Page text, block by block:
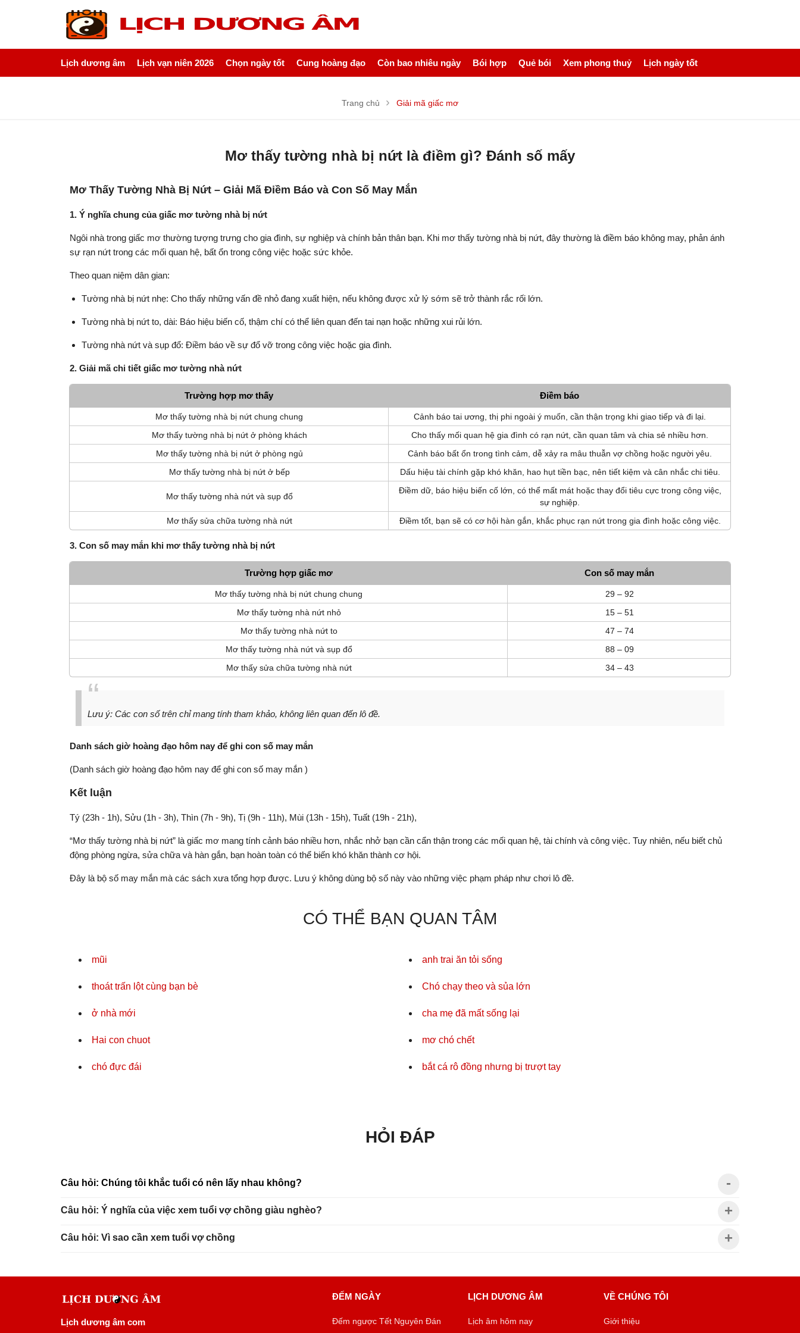
Lịch dương âm Lịch vạn niên 2026 Chọn ngày tốt Cung hoàng đạo Còn bao nhiêu ngày Bói hợp Quẻ bói Xem phong thuỷ Lịch ngày tốt
Trang chủ Giải mã giấc mơ
Mơ thấy tường nhà bị nứt là điềm gì? Đánh số mấy
Mơ Thấy Tường Nhà Bị Nứt – Giải Mã Điềm Báo và Con Số May Mắn
1. Ý nghĩa chung của giấc mơ tường nhà bị nứt
Ngôi nhà trong giấc mơ thường tượng trưng cho gia đình, sự nghiệp và chính bản thân bạn. Khi mơ thấy tường nhà bị nứt, đây thường là điềm báo không may, phản ánh
sự rạn nứt trong các mối quan hệ, bất ổn trong công việc hoặc sức khỏe.
Theo quan niệm dân gian:
Tường nhà bị nứt nhẹ: Cho thấy những vấn đề nhỏ đang xuất hiện, nếu không được xử lý sớm sẽ trở thành rắc rối lớn.
Tường nhà bị nứt to, dài: Báo hiệu biến cố, thậm chí có thể liên quan đến tai nạn hoặc những xui rủi lớn.
Tường nhà nứt và sụp đổ: Điềm báo về sự đổ vỡ trong công việc hoặc gia đình.
2. Giải mã chi tiết giấc mơ tường nhà nứt
Trường hợp mơ thấy Điềm báo
Mơ thấy tường nhà bị nứt chung chung
Cảnh báo tai ương, thị phi ngoài ý muốn, cần thận trọng khi giao tiếp và đi lại.
Mơ thấy tường nhà bị nứt ở phòng khách
Cho thấy mối quan hệ gia đình có rạn nứt, cần quan tâm và chia sẻ nhiều hơn.
Mơ thấy tường nhà bị nứt ở phòng ngủ
Cảnh báo bất ổn trong tình cảm, dễ xảy ra mâu thuẫn vợ chồng hoặc người yêu.
Mơ thấy tường nhà bị nứt ở bếp
Dấu hiệu tài chính gặp khó khăn, hao hụt tiền bạc, nên tiết kiệm và cân nhắc chi tiêu.
Mơ thấy tường nhà nứt và sụp đổ
Điềm dữ, báo hiệu biến cố lớn, có thể mất mát hoặc thay đổi tiêu cực trong công việc,
sự nghiệp.
Mơ thấy sửa chữa tường nhà nứt
Điềm tốt, bạn sẽ có cơ hội hàn gắn, khắc phục rạn nứt trong gia đình hoặc công việc.
3. Con số may mắn khi mơ thấy tường nhà bị nứt
Trường hợp giấc mơ Con số may mắn
Mơ thấy tường nhà bị nứt chung chung
29 – 92
Mơ thấy tường nhà nứt nhỏ
15 – 51
Mơ thấy tường nhà nứt to
47 – 74
Mơ thấy tường nhà nứt và sụp đổ
88 – 09
Mơ thấy sửa chữa tường nhà nứt
34 – 43
Lưu ý: Các con số trên chỉ mang tính tham khảo, không liên quan đến lô đề.
Danh sách giờ hoàng đạo hôm nay để ghi con số may mắn
(Danh sách giờ hoàng đạo hôm nay để ghi con số may mắn )
Kết luận
Tý (23h - 1h), Sửu (1h - 3h), Thìn (7h - 9h), Tị (9h - 11h), Mùi (13h - 15h), Tuất (19h - 21h),
“Mơ thấy tường nhà bị nứt” là giấc mơ mang tính cảnh báo nhiều hơn, nhắc nhở bạn cần cẩn thận trong các mối quan hệ, tài chính và công việc. Tuy nhiên, nếu biết chủ
động phòng ngừa, sửa chữa và hàn gắn, bạn hoàn toàn có thể biến khó khăn thành cơ hội.
Đây là bộ số may mắn mà các sách xưa tổng hợp được. Lưu ý không dùng bộ số này vào những việc phạm pháp như chơi lô đề.
CÓ THỂ BẠN QUAN TÂM
mũi
thoát trấn lột cùng bạn bè
ở nhà mới
Hai con chuot
chó đực đái
anh trai ăn tỏi sống
Chó chạy theo và sủa lớn
cha mẹ đã mất sống lại
mơ chó chết
bắt cá rô đồng nhưng bị trượt tay
HỎI ĐÁP
Câu hỏi: Chúng tôi khắc tuổi có nên lấy nhau không?
Câu hỏi: Ý nghĩa của việc xem tuổi vợ chồng giàu nghèo?
Câu hỏi: Vì sao cần xem tuổi vợ chồng
Lịch dương âm com
ĐẾM NGÀY
Đếm ngược Tết Nguyên Đán
LỊCH DƯƠNG ÂM
Lịch âm hôm nay
VỀ CHÚNG TÔI
Giới thiệu